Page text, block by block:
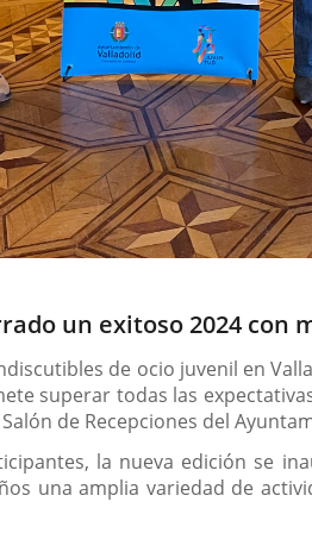
un exitoso 2024 con
indiscutibles de ocio juvenil en
superar todas las
de Recepciones del
la nueva edición se
una amplia variedad de